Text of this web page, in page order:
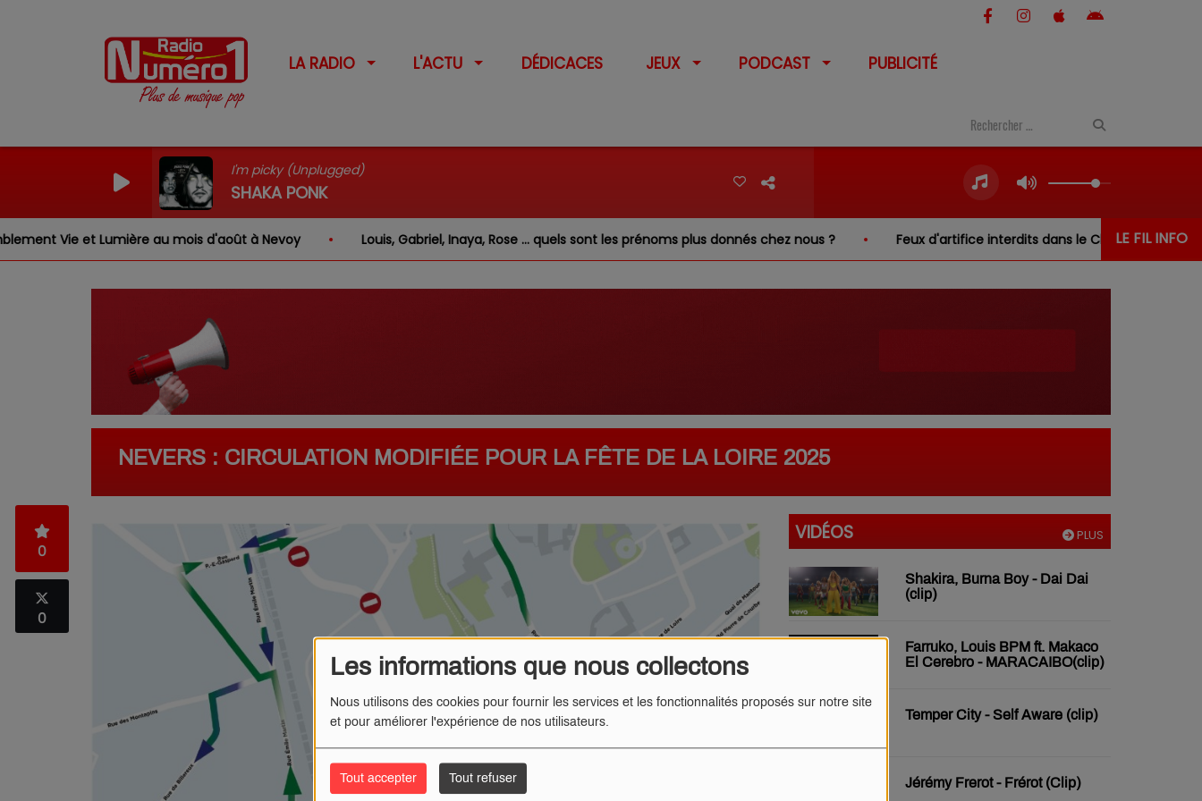
Les informations que nous collectons
Nous utilisons des cookies pour fournir les services et les fonctionnalités proposés sur notre site
et pour améliorer l'expérience de nos utilisateurs.
Tout accepter Tout refuser
LA RADIO L'ACTU DÉDICACES JEUX PODCAST PUBLICITÉ
I'm picky (Unplugged)
SHAKA PONK
LE FIL INFO
Vie et Lumière au mois d'août à Nevoy Louis, Gabriel, Inaya, Rose … quels sont les prénoms plus donnés chez nous ? Feux d'artifice interdits dans le Cher… sauf au-dessus
NEVERS : CIRCULATION MODIFIÉE POUR LA FÊTE DE LA LOIRE 2025
0
0
PLUS
VIDÉOS
Shakira, Burna Boy - Dai Dai
(clip)
Farruko, Louis BPM ft. Makaco
El Cerebro - MARACAIBO(clip)
Temper City - Self Aware (clip)
Jérémy Frerot - Frérot (Clip)